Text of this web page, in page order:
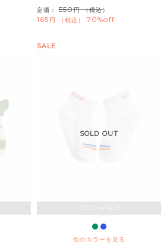
定価： 550 （税込）
165 税込 70%off
10/12/14/16/18
他のカラーを見る
SOLD OUT
SALE